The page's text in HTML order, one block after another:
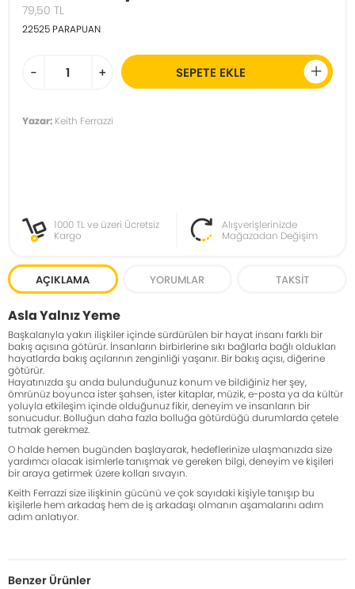
79,50 TL
22525 PARAPUAN
- + SEPETE EKLE
Yazar: Keith Ferrazzi
1000 TL ve üzeri Ücretsiz
Kargo
Alışverişlerinizde
Mağazadan Değişim
AÇIKLAMA YORUMLAR TAKSIT
Asla Yalnız Yeme
Başkalarıyla yakın ilişkiler içinde sürdürülen bir hayat insanı farklı bir
bakış açısına götürür. İnsanların birbirlerine sıkı bağlarla bağlı oldukları
hayatlarda bakış açılarının zenginliği yaşanır. Bir bakış açısı, diğerine
götürür.
Hayatınızda şu anda bulunduğunuz konum ve bildiğiniz her şey,
ömrünüz boyunca ister şahsen, ister kitaplar, müzik, e-posta ya da kültür
yoluyla etkileşim içinde olduğunuz fikir, deneyim ve insanların bir
sonucudur. Bolluğun daha fazla bolluğa götürdüğü durumlarda çetele
tutmak gerekmez.
O halde hemen bugünden başlayarak, hedeflerinize ulaşmanızda size
yardımcı olacak isimlerle tanışmak ve gereken bilgi, deneyim ve kişileri
bir araya getirmek üzere kolları sıvayın.
Keith Ferrazzi size ilişkinin gücünü ve çok sayıdaki kişiyle tanışıp bu
kişilerle hem arkadaş hem de iş arkadaşı olmanın aşamalarını adım
adım anlatıyor.
Benzer Ürünler